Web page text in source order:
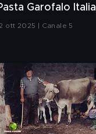
Garofalo Italia
ott 2025 | Canale 5